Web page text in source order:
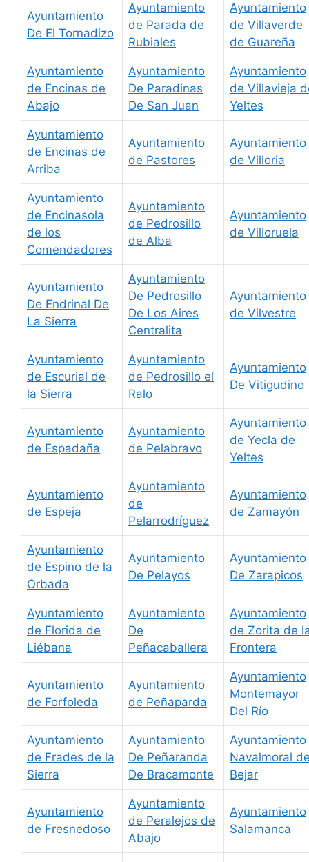
Ayuntamiento
De El Tornadizo
Ayuntamiento
de Parada de
Rubiales
Ayuntamiento
de Villaverde
de Guareña
Ayuntamiento
de Encinas de
Abajo
Ayuntamiento
De Paradinas
De San Juan
Ayuntamiento
de Villavieja
Yeltes
Ayuntamiento
de Encinas de
Arriba
Ayuntamiento
de Pastores
Ayuntamiento
de Villoria
Ayuntamiento
de Encinasola
de los
Comendadores
Ayuntamiento
de Pedrosillo
de Alba
Ayuntamiento
de Villoruela
Ayuntamiento
De Endrinal De
La Sierra
Ayuntamiento
De Pedrosillo
De Los Aires
Centralita
Ayuntamiento
de Vilvestre
Ayuntamiento
de Escurial de
la Sierra
Ayuntamiento
de Pedrosillo el
Ralo
Ayuntamiento
De Vitigudino
Ayuntamiento
de Espadaña
Ayuntamiento
de Pelabravo
Ayuntamiento
de Yecla de
Yeltes
Ayuntamiento
de Espeja
Ayuntamiento
de
Pelarrodríguez
Ayuntamiento
de Zamayón
Ayuntamiento
de Espino de la
Orbada
Ayuntamiento
De Pelayos
Ayuntamiento
De Zarapicos
Ayuntamiento
de Florida de
Liébana
Ayuntamiento
De
Peñacaballera
Ayuntamiento
de Zorita de
Frontera
Ayuntamiento
de Forfoleda
Ayuntamiento
de Peñaparda
Ayuntamiento
Montemayor
Del Río
Ayuntamiento
de Frades de la
Sierra
Ayuntamiento
De Peñaranda
De Bracamonte
Ayuntamiento
Navalmoral
Bejar
Ayuntamiento
de Fresnedoso
Ayuntamiento
de Peralejos de
Abajo
Ayuntamiento
Salamanca